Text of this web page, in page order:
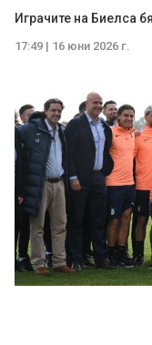
Играчите на Биелса
17:49 | 16 юни 2026 г.